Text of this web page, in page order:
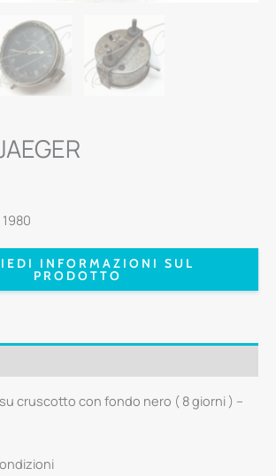
1980
INFORMAZIONI SUL
PRODOTTO
su cruscotto con fondo nero ( 8 giorni ) –